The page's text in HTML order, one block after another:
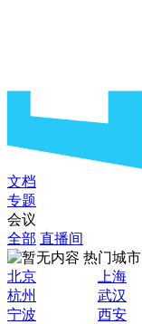
文档
专题
会议
全部 直播间
热门城市
北京
上海
杭州
武汉
宁波
西安